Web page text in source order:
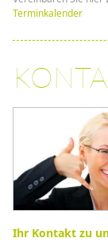
Terminkalender
Ihr Kontakt zu